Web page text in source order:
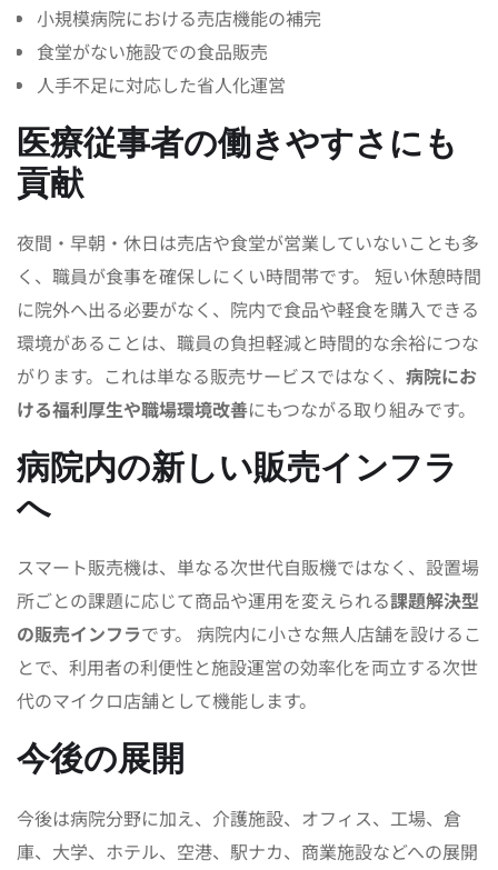
小規模病院における売店機能の補完
食堂がない施設での食品販売
人手不足に対応した省人化運営
医療従事者の働きやすさにも
貢献
夜間・早朝・休日は売店や食堂が営業していないことも多
く、職員が食事を確保しにくい時間帯です。 短い休憩時間
に院外へ出る必要がなく、院内で食品や軽食を購入できる
環境があることは、職員の負担軽減と時間的な余裕につな
がります。これは単なる販売サービスではなく、 病院にお
ける福利厚生や職場環境改善にもつながる取り組みです。
病院内の新しい販売インフラ
へ
スマート販売機は、単なる次世代自販機ではなく、設置場
所ごとの課題に応じて商品や運用を変えられる課題解決型
の販売インフラです。 病院内に小さな無人店舗を設けるこ
とで、利用者の利便性と施設運営の効率化を両立する次世
代のマイクロ店舗として機能します。
今後の展開
今後は病院分野に加え、介護施設、オフィス、工場、倉
庫、大学、ホテル、空港、駅ナカ、商業施設などへの展開